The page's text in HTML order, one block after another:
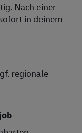
Nach einer
in deinem
regionale